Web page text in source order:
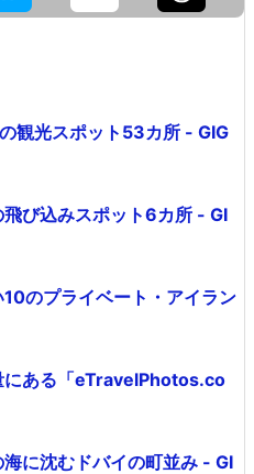
観光スポット53カ所 - GIG
び込みスポット6カ所 - GI
のプライベート・アイラン
にある「eTravelPhotos.co
に沈むドバイの町並み - GI